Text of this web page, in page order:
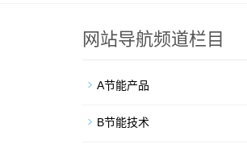
网站导航频道栏目
A节能产品
B节能技术